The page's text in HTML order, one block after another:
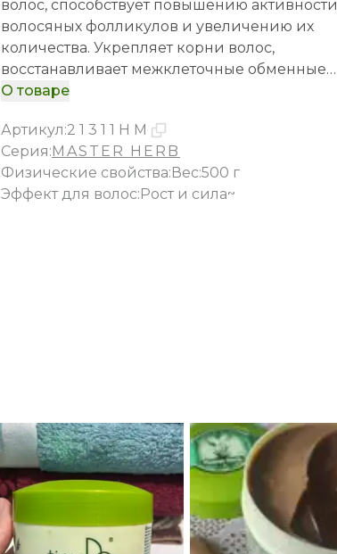
волос, способствует повышению активности
волосяных фолликулов и увеличению их
количества. Укрепляет корни волос,
восстанавливает межклеточные обменные
процессы, активизирует защитные свойства
длине и ускоряет их рост.
О товаре
Артикул:21311HM
Серия:MASTER HERB
Физические свойства:Вес:500 г
Эффект для волос:Рост и сила~